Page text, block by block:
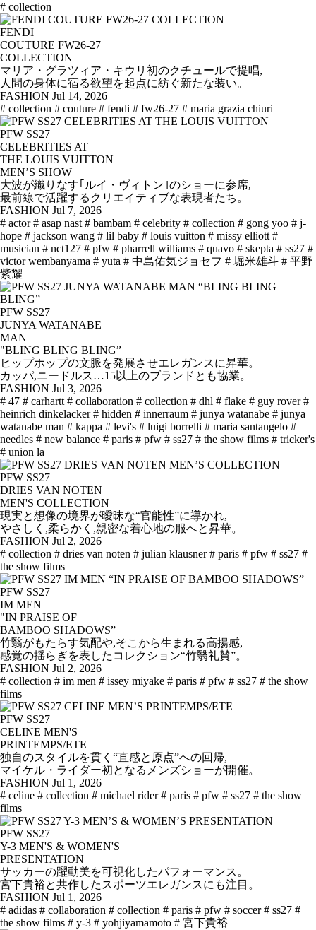
# collection
FENDI
COUTURE FW26-27
COLLECTION
マリア・グラツィア・キウリ初のクチュールで提唱,
人間の身体に宿る欲望を起点に紡ぐ新たな装い。
FASHION Jul 14, 2026
# collection # couture # fendi # fw26-27 # maria grazia chiuri
PFW SS27
CELEBRITIES AT
THE LOUIS VUITTON
MEN’S SHOW
大波が織りなす｢ルイ・ヴィトン｣のショーに参席,
最前線で活躍するクリエイティブな表現者たち。
FASHION Jul 7, 2026
# actor # asap nast # bambam # celebrity # collection # gong yoo # j-
hope # jackson wang # lil baby # louis vuitton # missy elliott #
musician # nct127 # pfw # pharrell williams # quavo # skepta # ss27 #
victor wembanyama # yuta # 中島佑気ジョセフ # 堀米雄斗 # 平野
紫耀
PFW SS27
JUNYA WATANABE
MAN
"BLING BLING BLING”
ヒップホップの文脈を発展させエレガンスに昇華。
カッパ,ニードルス…15以上のブランドとも協業。
FASHION Jul 3, 2026
# 47 # carhartt # collaboration # collection # dhl # flake # guy rover #
heinrich dinkelacker # hidden # innerraum # junya watanabe # junya
watanabe man # kappa # levi's # luigi borrelli # maria santangelo #
needles # new balance # paris # pfw # ss27 # the show films # tricker's
# union la
PFW SS27
DRIES VAN NOTEN
MEN'S COLLECTION
現実と想像の境界が曖昧な“官能性”に導かれ,
やさしく,柔らかく,親密な着心地の服へと昇華。
FASHION Jul 2, 2026
# collection # dries van noten # julian klausner # paris # pfw # ss27 #
the show films
PFW SS27
IM MEN
"IN PRAISE OF
BAMBOO SHADOWS”
竹翳がもたらす気配や,そこから生まれる高揚感,
感覚の揺らぎを表したコレクション“竹翳礼賛”。
FASHION Jul 2, 2026
# collection # im men # issey miyake # paris # pfw # ss27 # the show
films
PFW SS27
CELINE MEN'S
PRINTEMPS/ETE
独自のスタイルを貫く“直感と原点”への回帰,
マイケル・ライダー初となるメンズショーが開催。
FASHION Jul 1, 2026
# celine # collection # michael rider # paris # pfw # ss27 # the show
films
PFW SS27
Y-3 MEN'S & WOMEN'S
PRESENTATION
サッカーの躍動美を可視化したパフォーマンス。
宮下貴裕と共作したスポーツエレガンスにも注目。
FASHION Jul 1, 2026
# adidas # collaboration # collection # paris # pfw # soccer # ss27 #
the show films # y-3 # yohjiyamamoto # 宮下貴裕